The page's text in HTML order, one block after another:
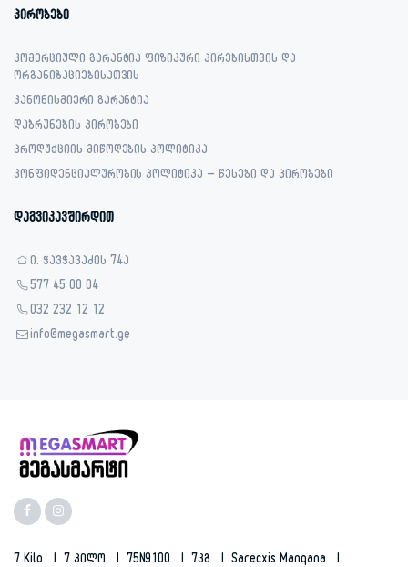
პირობები
კომერციული გარანტია ფიზიკური პირებისთვის და
ორგანიზაციებისათვის
კანონისმიერი გარანტია
დაბრუნების პირობები
პროდუქციის მიწოდების პოლიტიკა
კონფიდენციალურობის პოლიტიკა – წესები და პირობები
დაგვიკავშირდით
ი. ჭავჭავაძის 74ა
577 45 00 04
032 232 12 12
info@megasmart.ge
7 Kilo 7 Კილო 75N9100 7კგ Sarecxis Manqana